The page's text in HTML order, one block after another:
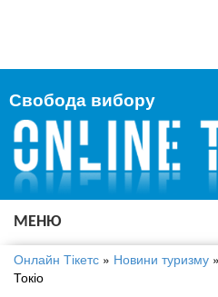
Свобода вибору
МЕНЮ
Онлайн Тікетс » Новини туризму »
Токіо